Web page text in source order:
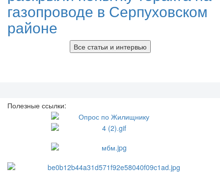
газопроводе в Серпуховском
районе
Все статьи и интервью
Полезные ссылки: